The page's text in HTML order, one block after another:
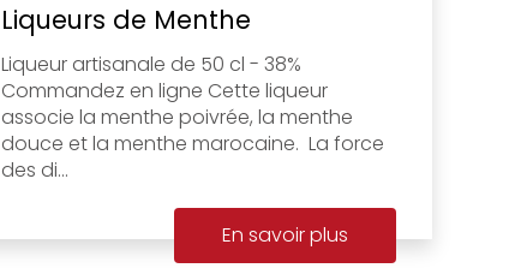
Liqueurs de Menthe
Liqueur artisanale de 50 cl - 38%
Commandez en ligne Cette liqueur
associe la menthe poivrée, la menthe
douce et la menthe marocaine. La force
des di...
En savoir plus